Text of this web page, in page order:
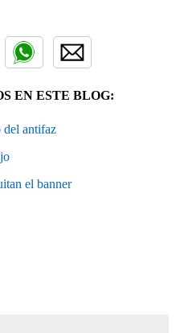
EN ESTE BLOG:
del antifaz
el banner